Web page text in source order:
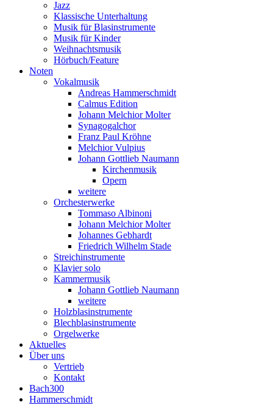
Jazz
Klassische Unterhaltung
Musik für Blasinstrumente
Musik für Kinder
Weihnachtsmusik
Hörbuch/Feature
Noten
Vokalmusik
Andreas Hammerschmidt
Calmus Edition
Johann Melchior Molter
Synagogalchor
Franz Paul Kröhne
Melchior Vulpius
Johann Gottlieb Naumann
Kirchenmusik
Opern
weitere
Orchesterwerke
Tommaso Albinoni
Johann Melchior Molter
Johannes Gebhardt
Friedrich Wilhelm Stade
Streichinstrumente
Klavier solo
Kammermusik
Johann Gottlieb Naumann
weitere
Holzblasinstrumente
Blechblasinstrumente
Orgelwerke
Aktuelles
Über uns
Vertrieb
Kontakt
Bach300
Hammerschmidt